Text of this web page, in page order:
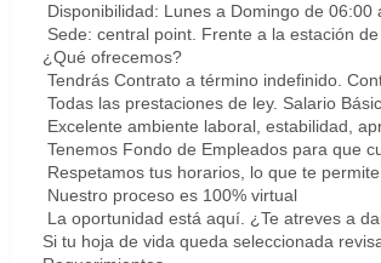
Disponibilidad: Lunes a Domingo de
Sede: central point. Frente a la estación de
¿Qué ofrecemos?
Tendrás Contrato a término indefinido.
Todas las prestaciones de ley. Salario
Excelente ambiente laboral, estabilidad,
Tenemos Fondo de Empleados para que
Respetamos tus horarios, lo que te
Nuestro proceso es 100% virtual
La oportunidad está aquí. ¿Te atreves a
Si tu hoja de vida queda seleccionada